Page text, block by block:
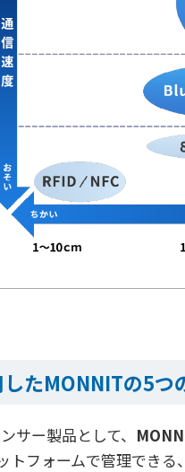
たMONNITの5つ
サー製品として、
トフォームで管理でき